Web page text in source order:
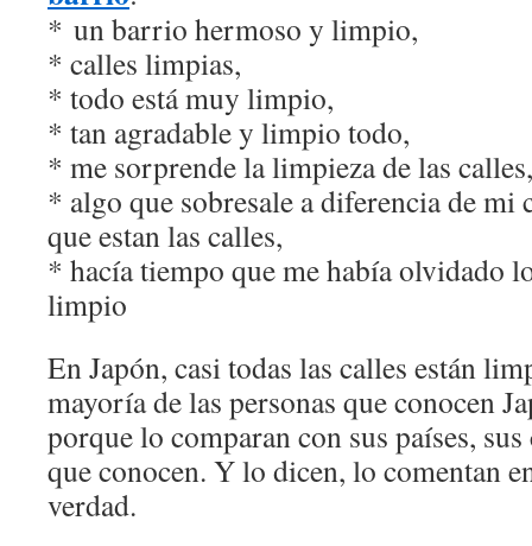
* un barrio hermoso y limpio,
* calles limpias,
* todo está muy limpio,
* tan agradable y limpio todo,
* me sorprende la limpieza de las calles,
* algo que sobresale a diferencia de mi
que estan las calles,
* hacía tiempo que me había olvidado
limpio
En Japón, casi todas las calles están
mayoría de las personas que conocen
porque lo comparan con sus países,
que conocen. Y lo dicen, lo comentan
verdad.